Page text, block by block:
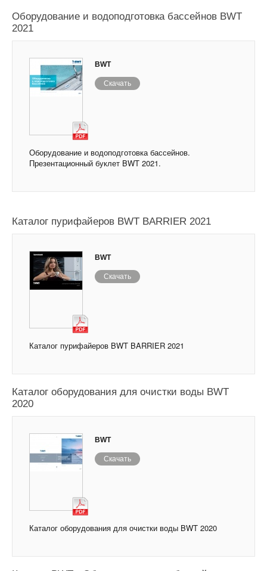
Оборудование и водоподготовка бассейнов BWT
2021
BWT
Скачать
Оборудование и водоподготовка бассейнов.
Презентационный буклет BWT 2021.
Каталог пурифайеров BWT BARRIER 2021
BWT
Скачать
Каталог пурифайеров BWT BARRIER 2021
Каталог оборудования для очистки воды BWT
2020
BWT
Скачать
Каталог оборудования для очистки воды BWT 2020